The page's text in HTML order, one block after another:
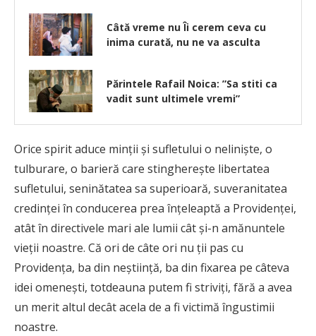
Câtă vreme nu Îi cerem ceva cu
inima curată, nu ne va asculta
Părintele Rafail Noica: ”Sa stiti ca
vadit sunt ultimele vremi”
Orice spirit aduce minţii şi sufletului o nelinişte, o
tulburare, o barieră care stinghereşte libertatea
sufletului, seninătatea sa superioară, suveranitatea
credinţei în conducerea prea înţeleaptă a Providenţei,
atât în directivele mari ale lumii cât şi-n amănuntele
vieţii noastre. Că ori de câte ori nu ţii pas cu
Providenţa, ba din neştiinţă, ba din fixarea pe câteva
idei omeneşti, totdeauna putem fi striviţi, fără a avea
un merit altul decât acela de a fi victimă îngustimii
noastre.